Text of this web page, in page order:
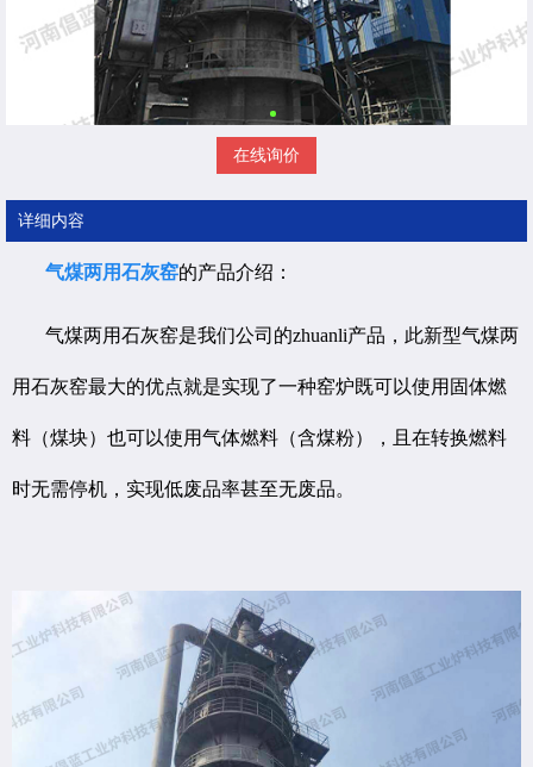
在线询价
详细内容
气煤两用石灰窑的产品介绍：
气煤两用石灰窑是我们公司的zhuanli产品，此新型气煤两
用石灰窑最大的优点就是实现了一种窑炉既可以使用固体燃
料（煤块）也可以使用气体燃料（含煤粉），且在转换燃料
时无需停机，实现低废品率甚至无废品。